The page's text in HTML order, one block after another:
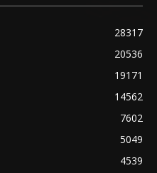
28317
20536
19171
14562
7602
5049
4539